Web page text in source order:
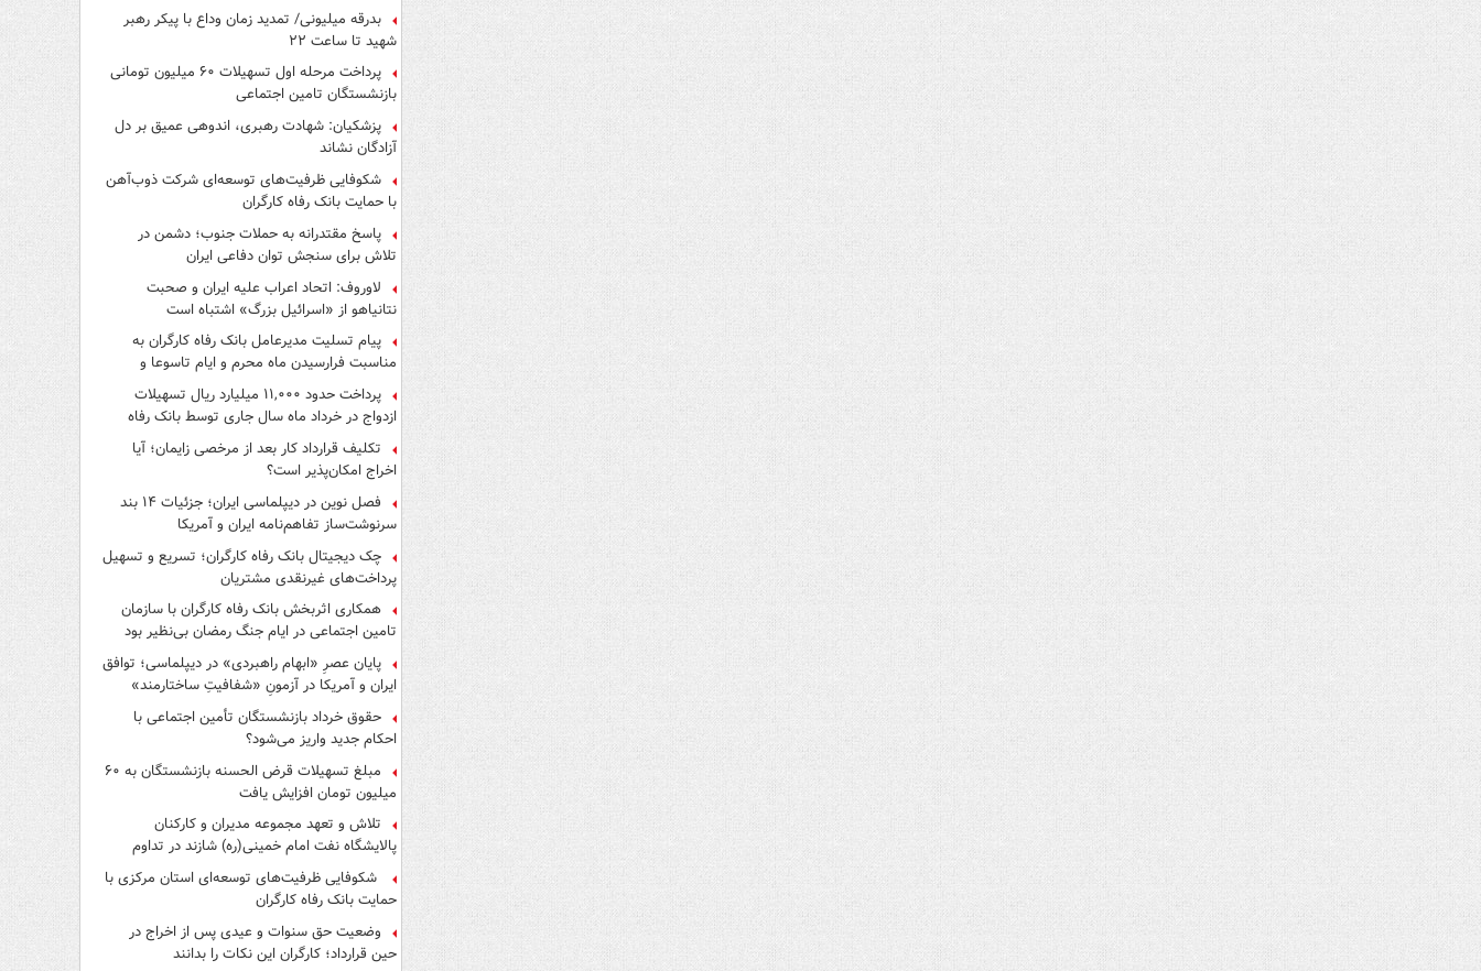
بدرقه میلیونی/ تمدید زمان وداع با پیکر رهبر
شهید تا ساعت ۲۲
پرداخت مرحله اول تسهیلات ۶۰ میلیون تومانی
بازنشستگان تامین اجتماعی
پزشکیان: شهادت رهبری، اندوهی عمیق بر دل
آزادگان نشاند
شکوفایی ظرفیت‌های توسعه‌ای شرکت ذوب‌آهن
با حمایت‌ بانک رفاه کارگران
پاسخ مقتدرانه به حملات جنوب؛ دشمن در
تلاش برای سنجش توان دفاعی ایران
لاوروف: اتحاد اعراب علیه ایران و صحبت
نتانیاهو از «اسرائیل بزرگ» اشتباه است
پیام تسلیت مدیرعامل بانک رفاه کارگران به
مناسبت فرارسیدن ماه محرم و ایام تاسوعا و
عاشورای حسینی
پرداخت حدود ۱۱,۰۰۰ میلیارد ریال تسهیلات
ازدواج در خرداد ماه سال جاری توسط بانک رفاه
کارگران
تکلیف قرارداد کار بعد از مرخصی زایمان؛ آیا
اخراج امکان‌پذیر است؟
فصل نوین در دیپلماسی ایران؛ جزئیات ۱۴ بند
سرنوشت‌ساز تفاهم‌نامه ایران و آمریکا
چک دیجیتال بانک رفاه کارگران؛ تسریع و تسهیل
پرداخت‌های غیرنقدی مشتریان
همکاری اثربخش بانک رفاه کارگران با سازمان
تامین اجتماعی در ایام جنگ رمضان بی‌نظیر بود
پایان عصرِ «ابهام راهبردی» در دیپلماسی؛ توافق
ایران و آمریکا در آزمونِ «شفافیتِ ساختارمند»
حقوق خرداد بازنشستگان تأمین اجتماعی با
احکام جدید واریز می‌شود؟
مبلغ تسهیلات قرض الحسنه بازنشستگان به ۶۰
میلیون تومان افزایش یافت
تلاش و تعهد مجموعه مدیران و کارکنان
پالایشگاه نفت امام خمینی(ره) شازند در تداوم
تولید در ایام جنگ رمضان، شایسته قدردانی است
شکوفایی ظرفیت‌های توسعه‌ای استان مرکزی با
حمایت بانک رفاه کارگران
وضعیت حق سنوات و عیدی پس از اخراج در
حین قرارداد؛ کارگران این نکات را بدانند